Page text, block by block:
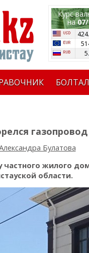
Курс
на
газопровод
Булатова
жилого
области.